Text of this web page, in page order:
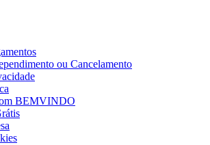
ou Cancelamento
BEMVINDO